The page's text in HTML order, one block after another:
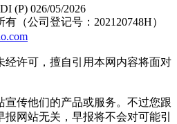
(P) 026/05/2026
（公司登记号：202120748H）
经许可，擅自引用本网内容将面对
宣传他们的产品或服务。不过您跟
网站无关，早报将不会对可能引